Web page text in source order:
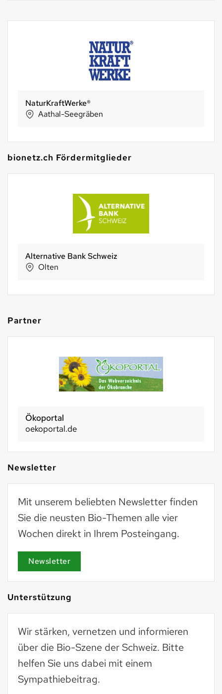
Holle baby food AG
Riehen
bionetz.ch Fördermitglieder
NaturKraftWerke®
Partner
Ökoportal
oekoportal.de
Newsletter
Mit unserem beliebten Newsletter finden
Sie die neusten Bio-Themen alle vier
Wochen direkt in Ihrem Posteingang.
Newsletter
Unterstützung
Wir stärken, vernetzen und informieren
über die Bio-Szene der Schweiz. Bitte
helfen Sie uns dabei mit einem
Sympathiebeitrag.